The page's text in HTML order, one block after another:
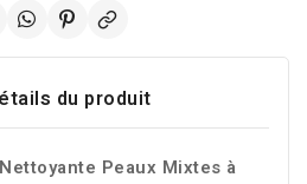
du produit
Peaux Mixtes à